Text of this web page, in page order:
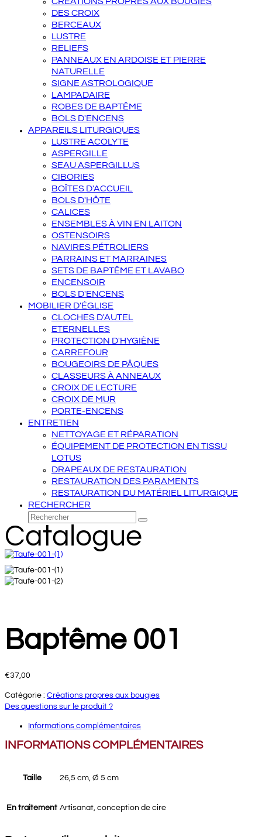
DES CROIX
BERCEAUX
LUSTRE
RELIEFS
PANNEAUX EN ARDOISE ET PIERRE
NATURELLE
SIGNE ASTROLOGIQUE
LAMPADAIRE
ROBES DE BAPTÊME
BOLS D'ENCENS
APPAREILS LITURGIQUES
LUSTRE ACOLYTE
ASPERGILLE
SEAU ASPERGILLUS
CIBORIES
BOÎTES D'ACCUEIL
BOLS D'HÔTE
CALICES
ENSEMBLES À VIN EN LAITON
OSTENSOIRS
NAVIRES PÉTROLIERS
PARRAINS ET MARRAINES
SETS DE BAPTÊME ET LAVABO
ENCENSOIR
BOLS D'ENCENS
MOBILIER D'ÉGLISE
CLOCHES D'AUTEL
ETERNELLES
PROTECTION D'HYGIÈNE
CARREFOUR
BOUGEOIRS DE PÂQUES
CLASSEURS À ANNEAUX
CROIX DE LECTURE
CROIX DE MUR
PORTE-ENCENS
ENTRETIEN
NETTOYAGE ET RÉPARATION
ÉQUIPEMENT DE PROTECTION EN TISSU
LOTUS
DRAPEAUX DE RESTAURATION
RESTAURATION DES PARAMENTS
RESTAURATION DU MATÉRIEL LITURGIQUE
RECHERCHER
Rechercher
Envoyer
Catalogue
Baptême 001
€37,00
Catégorie : Créations propres aux bougies
Des questions sur le produit ?
Informations complémentaires
INFORMATIONS COMPLÉMENTAIRES
Taille 26,5 cm, Ø 5 cm
En traitement Artisanat, conception de cire